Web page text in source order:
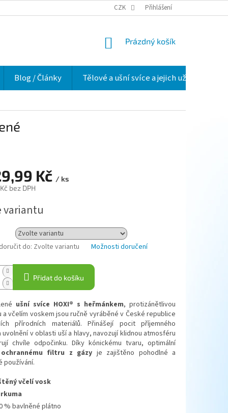
HODNOCENÍ OBCHODU O NÁS
CZK Přihlášení
NÁKUPNÍ
Prázdný košík
Blog / Články Tělové a ušní svíce a jejich užití v praxi
Kč / ks
bez DPH
variantu
do: Zvolte variantu Možnosti doručení
Přidat do košíku
ušní svíce HOXI® s heřmánkem, protizánětlivou
a včelím voskem jsou ručně vyráběné v České republice
přírodních materiálů. Přinášejí pocit příjemného
v oblasti uší a hlavy, navozují klidnou atmosféru
chvíle odpočinku. Díky kónickému tvaru, optimální
ochrannému filtru z gázy je zajištěno pohodlné a
používání.
včelí vosk
% bavlněné plátno